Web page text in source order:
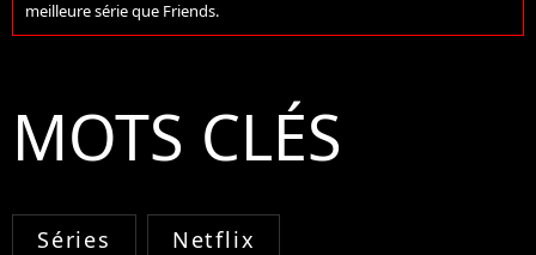
meilleure série que Friends.
MOTS CLÉS
Séries Netflix